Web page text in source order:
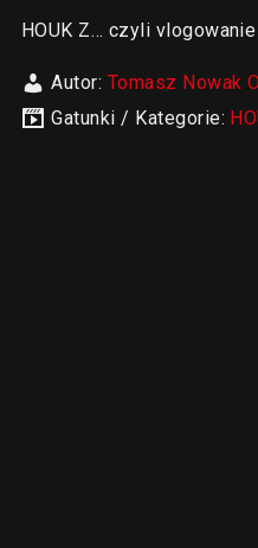
HOUK Z… czyli
Autor: Tomasz Nowak
Gatunki / Kategorie: